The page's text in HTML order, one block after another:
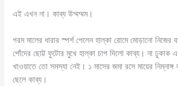
এই এখন না। কাব্য উম্মম্মম।
গরম মালের ধারার স্পর্শ পেলেন হাল্কা রোমে মোড়ানো নিজের
পোঁদের ছোট্ট ফুটোর মুখে হাল্কা চাপ দিলো কাব্য। না ঢুকাক
খাওয়াতে তো সমস্যা নেই। ১ মাসের জমা রসে মায়ের নিম্নাঙ্গ
ছেলে কাব্য।